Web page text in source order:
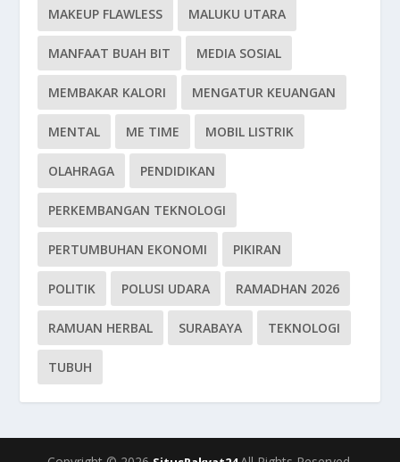
MAKEUP FLAWLESS MALUKU UTARA
MANFAAT BUAH BIT MEDIA SOSIAL
MEMBAKAR KALORI MENGATUR KEUANGAN
MENTAL ME TIME MOBIL LISTRIK
OLAHRAGA PENDIDIKAN
PERKEMBANGAN TEKNOLOGI
PERTUMBUHAN EKONOMI PIKIRAN
POLITIK POLUSI UDARA RAMADHAN 2026
RAMUAN HERBAL SURABAYA TEKNOLOGI
TUBUH